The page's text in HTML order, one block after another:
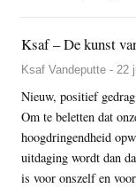
Ksaf – De kunst
Ksaf Vandeputte - 22
Nieuw, positief
Om te beletten dat
hoogdringendheid
uitdaging wordt dan
is voor onszelf en